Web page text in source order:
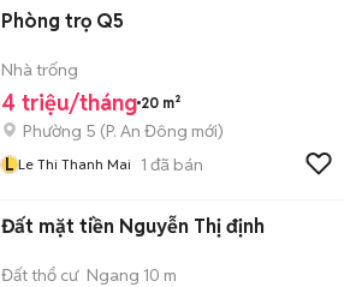
Phòng trọ Q5
Nhà trống
4 triệu/tháng 20 m²
Phường 5 (P. An Đông mới)
L Le Thi Thanh Mai 1 đã bán
Đất mặt tiền Nguyễn Thị định
Đất thổ cư Ngang 10 m